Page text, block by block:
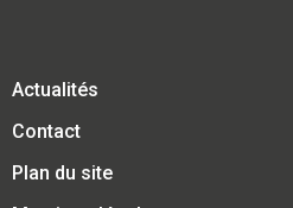
Actualités
Contact
Plan du site